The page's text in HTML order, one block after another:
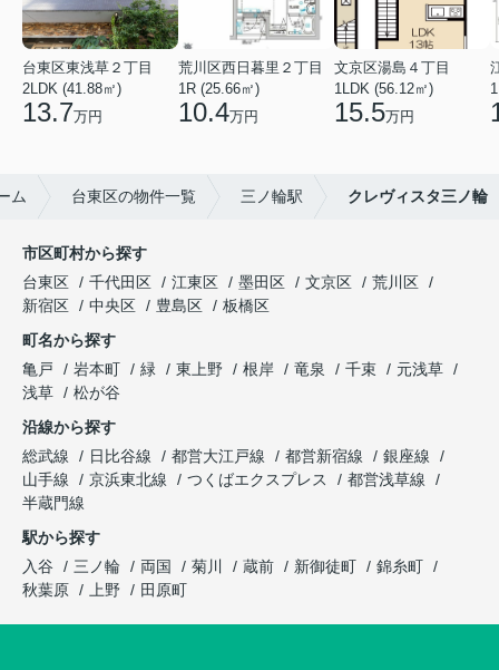
台東区東浅草２丁目
2LDK (41.88㎡)
13.7万円
荒川区西日暮里２丁目
1R (25.66㎡)
10.4万円
文京区湯島４丁目
1LDK (56.12㎡)
15.5万円
ム 台東区の物件一覧 三ノ輪駅 クレヴィスタ三ノ輪
市区町村から探す
台東区
千代田区 江東区 墨田区 文京区
荒川区
新宿区
中央区 豊島区
板橋区
町名から探す
亀戸
岩本町 緑 東上野 根岸 竜泉 千束
元浅草
浅草
松が谷
沿線から探す
総武線
日比谷線 都営大江戸線 都営新宿線
銀座線
山手線
京浜東北線 つくばエクスプレス
都営浅草線
半蔵門線
駅から探す
入谷
三ノ輪 両国 菊川 蔵前 新御徒町
錦糸町
秋葉原
上野 田原町